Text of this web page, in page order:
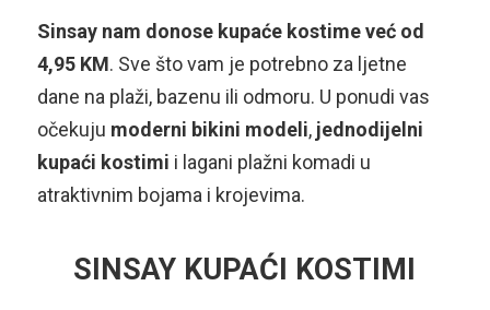
Sinsay nam donose kupaće kostime već od
4,95 KM. Sve što vam je potrebno za ljetne
dane na plaži, bazenu ili odmoru. U ponudi vas
očekuju moderni bikini modeli, jednodijelni
kupaći kostimi i lagani plažni komadi u
atraktivnim bojama i krojevima.
SINSAY KUPAĆI KOSTIMI